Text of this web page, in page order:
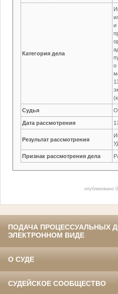
Категория дела
и
о
Судья
Дата рассмотрения
Результат рассмотрения
Признак рассмотрения дела
опубликовано
ПОДАЧА ПРОЦЕССУАЛЬНЫХ
ЭЛЕКТРОННОМ ВИДЕ
О СУДЕ
СУДЕЙСКОЕ СООБЩЕСТВО